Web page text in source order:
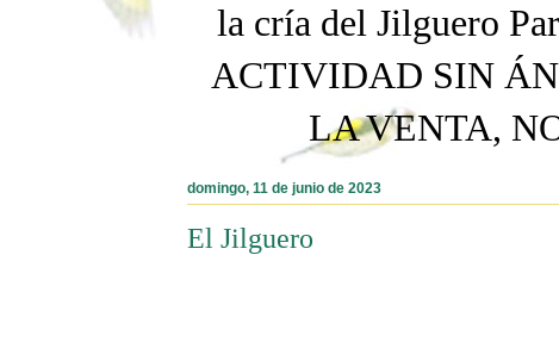
la cría del Jilguero
ACTIVIDAD SIN
LA VENTA,
domingo, 11 de junio de 2023
El Jilguero